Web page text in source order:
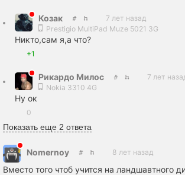
Козак
7 лет назад
Prestigio MultiPad Muze 5021 3G
Никто,сам я,а что?
+1
Рикардо Милос
7 лет
Nokia 3310 4G
Ну ок
0
Показать еще 2 ответа
Nomernoy 8 лет назад
Вместо того чтоб учится на ландшавтного